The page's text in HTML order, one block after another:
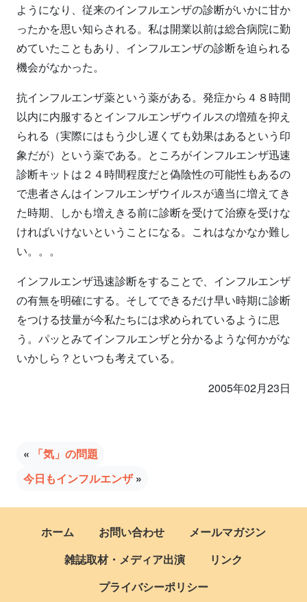
ようになり、従来のインフルエンザの診断がいかに甘か
ったかを思い知らされる。私は開業以前は総合病院に勤
めていたこともあり、インフルエンザの診断を迫られる
機会がなかった。
抗インフルエンザ薬という薬がある。発症から４８時間
以内に内服するとインフルエンザウイルスの増殖を抑え
られる（実際にはもう少し遅くても効果はあるという印
象だが）という薬である。ところがインフルエンザ迅速
診断キットは２４時間程度だと偽陰性の可能性もあるの
で患者さんはインフルエンザウイルスが適当に増えてき
た時期、しかも増えきる前に診断を受けて治療を受けな
ければいけないということになる。これはなかなか難し
い。。。
インフルエンザ迅速診断をすることで、インフルエンザ
の有無を明確にする。そしてできるだけ早い時期に診断
をつける技量が今私たちには求められているように思
う。パッとみてインフルエンザと分かるような何かがな
いかしら？といつも考えている。
2005年02月23日
«
「気」の問題
今日もインフルエンザ»
ホーム お問い合わせ
メールマガジン
雑誌取材・メディア出演
リンク
プライバシーポリシー